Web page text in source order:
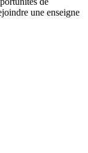
une enseigne